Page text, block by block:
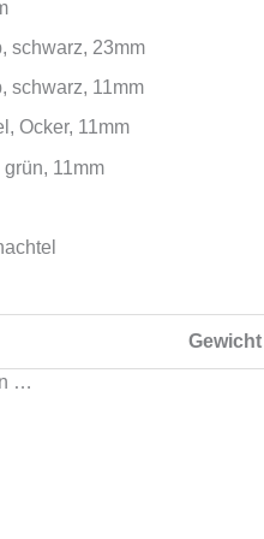
schwarz, 23mm
schwarz, 11mm
Ocker, 11mm
11mm
Gewicht
…